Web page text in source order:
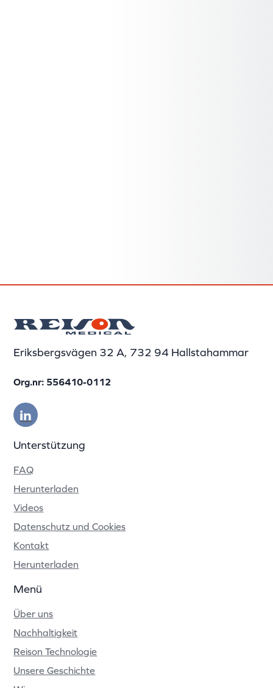
Eriksbergsvägen 32 A, 732 94 Hallstahammar
Org.nr: 556410-0112
Unterstützung
FAQ
Herunterladen
Videos
Datenschutz und Cookies
Kontakt
Herunterladen
Menü
Über uns
Nachhaltigkeit
Reison Technologie
Unsere Geschichte